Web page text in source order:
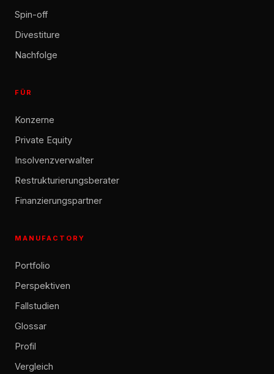
Spin-off
Divestiture
Nachfolge
FÜR
Konzerne
Private Equity
Insolvenzverwalter
Restrukturierungsberater
Finanzierungspartner
MANUFACTORY
Portfolio
Perspektiven
Fallstudien
Glossar
Profil
Vergleich